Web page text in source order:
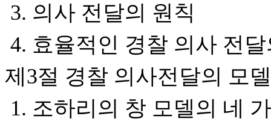
3. 의사 전달의 원칙
4. 효율적인 경찰 의사 전
제3절 경찰 의사전달의 모
1. 조하리의 창 모델의 네